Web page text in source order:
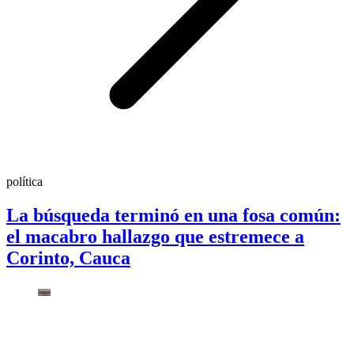
política
La búsqueda terminó en una fosa común:
el macabro hallazgo que estremece a
Corinto, Cauca